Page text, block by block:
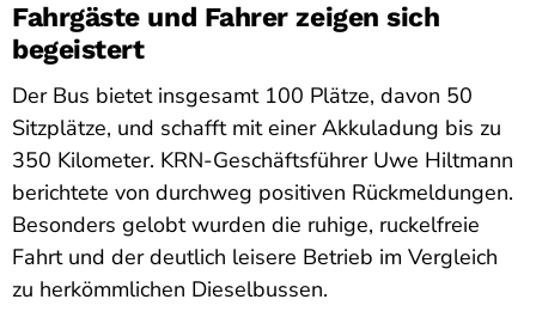
Fahrgäste und Fahrer zeigen sich
begeistert
Der Bus bietet insgesamt 100 Plätze, davon 50
Sitzplätze, und schafft mit einer Akkuladung bis zu
350 Kilometer. KRN-Geschäftsführer Uwe Hiltmann
berichtete von durchweg positiven Rückmeldungen.
Besonders gelobt wurden die ruhige, ruckelfreie
Fahrt und der deutlich leisere Betrieb im Vergleich
zu herkömmlichen Dieselbussen.